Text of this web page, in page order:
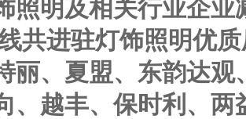
照明及相关行业企
共进驻灯饰照明优
丽、夏盟、东韵达
、越丰、保时利、